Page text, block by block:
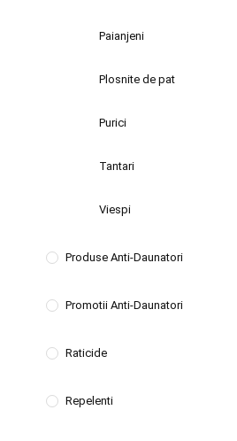
Paianjeni
Plosnite de pat
Purici
Tantari
Viespi
Produse Anti-Daunatori
Promotii Anti-Daunatori
Raticide
Repelenti